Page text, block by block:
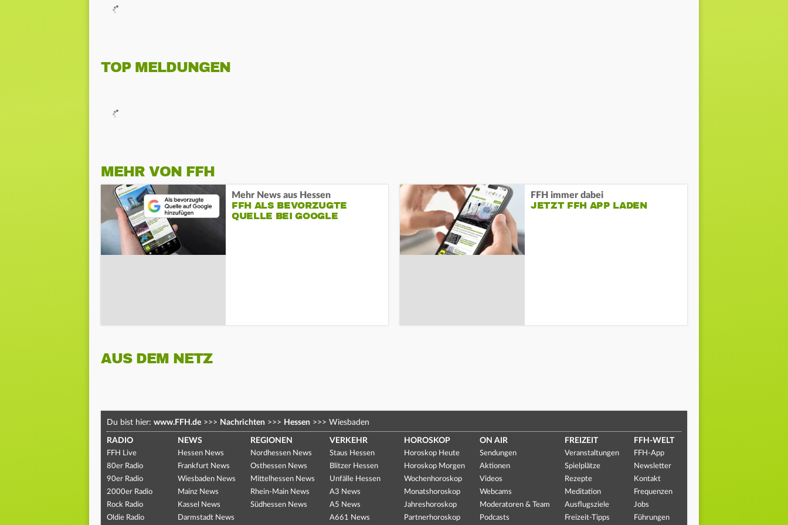
TOP MELDUNGEN
MEHR VON FFH
Mehr News aus Hessen
FFH ALS BEVORZUGTE
QUELLE BEI GOOGLE
FFH immer dabei
JETZT FFH APP LADEN
AUS DEM NETZ
Du bist hier: www.FFH.de >>> Nachrichten >>> Hessen >>> Wiesbaden
RADIO
FFH Live
80er Radio
90er Radio
2000er Radio
Rock Radio
Oldie Radio
NEWS
Hessen News
Frankfurt News
Wiesbaden News
Mainz News
Kassel News
Darmstadt News
REGIONEN
Nordhessen News
Osthessen News
Mittelhessen News
Rhein-Main News
Südhessen News
VERKEHR
Staus Hessen
Blitzer Hessen
Unfälle Hessen
A3 News
A5 News
A661 News
HOROSKOP
Horoskop Heute
Horoskop Morgen
Wochenhoroskop
Monatshoroskop
Jahreshoroskop
Partnerhoroskop
ON AIR
Sendungen
Aktionen
Videos
Webcams
Moderatoren & Team
Podcasts
FREIZEIT
Veranstaltungen
Spielplätze
Rezepte
Meditation
Ausflugsziele
Freizeit-Tipps
FFH-WELT
FFH-App
Newsletter
Kontakt
Frequenzen
Jobs
Führungen